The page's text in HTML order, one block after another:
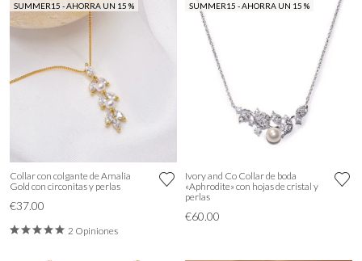
SUMMER15 - AHORRA UN 15 %
Collar con colgante de Amalia
Gold con circonitas y perlas
€37.00
2 Opiniones
SUMMER15 - AHORRA UN 15 %
Ivory and Co Collar de boda
«Aphrodite» con hojas de cristal y
perlas
€60.00